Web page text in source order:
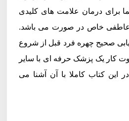
برای درمان علامت های کلیدی
عاطفی خاص در صورت می باشد.
صحیح چهره فرد قبل از شروع
کار یک پزشک حرفه ای با سایر
این کتاب کاملا با آن آشنا می